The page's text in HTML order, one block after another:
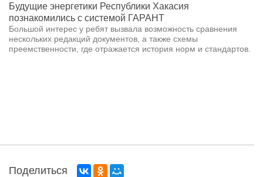
Будущие энергетики Республики Хакасия
познакомились с системой ГАРАНТ
Большой интерес у ребят вызвала возможность сравнения
нескольких редакций документов, а также схемы
преемственности, где отражается история норм и стандартов.
Поделиться